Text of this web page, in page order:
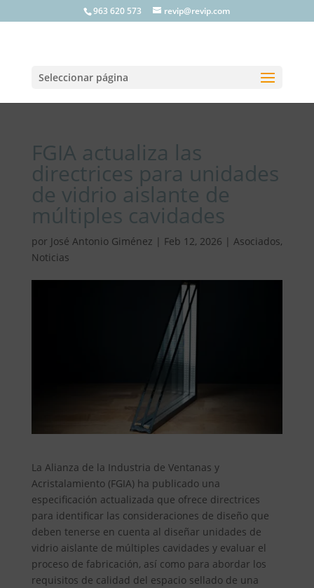
963 620 573 revip@revip.com
Seleccionar página
FGIA actualiza las
directrices para unidades
de vidrio aislante de
múltiples cavidades
por José Antonio Giménez | Feb 12, 2026 | Asociados,
Noticias
La Alianza de la Industria de Ventanas y
Acristalamiento (FGIA) ha publicado una
especificación actualizada que ofrece directrices
para identificar las consideraciones de diseño que
deben tenerse en cuenta al diseñar unidades de
vidrio aislante de múltiples cavidades y evaluar el
proceso de fabricación, así como para abordar los
requisitos de calidad del espacio sellado de una